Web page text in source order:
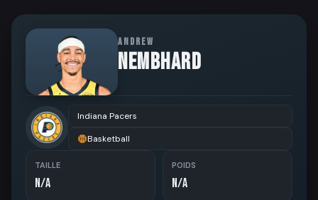
ANDREW
NEMBHARD
Indiana Pacers
Basketball
TAILLE
N/A
POIDS
N/A